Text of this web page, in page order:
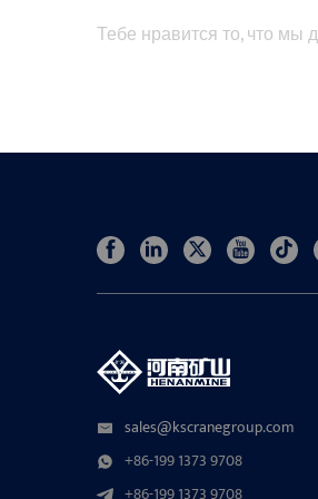
Тебе нравится то, что мы
sales@kscranegroup.com
+86-199 1373 9708
+86-199 1373 9708